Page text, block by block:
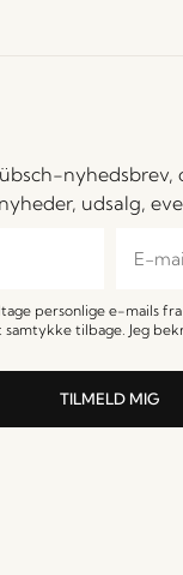
udsalg,
personlige e-mails fra
tilbage. Jeg
TILMELD MIG